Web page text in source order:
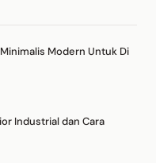
Modern Untuk Di
Industrial dan Cara